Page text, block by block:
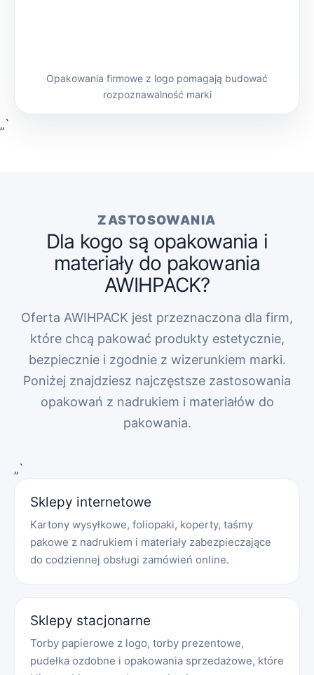
Opakowania firmowe z logo pomagają budować
rozpoznawalność marki
„`
ZASTOSOWANIA
Dla kogo są opakowania i
materiały do pakowania
AWIHPACK?
Oferta AWIHPACK jest przeznaczona dla firm,
które chcą pakować produkty estetycznie,
bezpiecznie i zgodnie z wizerunkiem marki.
Poniżej znajdziesz najczęstsze zastosowania
opakowań z nadrukiem i materiałów do
pakowania.
„`
Sklepy internetowe
Kartony wysyłkowe, foliopaki, koperty, taśmy
pakowe z nadrukiem i materiały zabezpieczające
do codziennej obsługi zamówień online.
Sklepy stacjonarne
Torby papierowe z logo, torby prezentowe,
pudełka ozdobne i opakowania sprzedażowe, które